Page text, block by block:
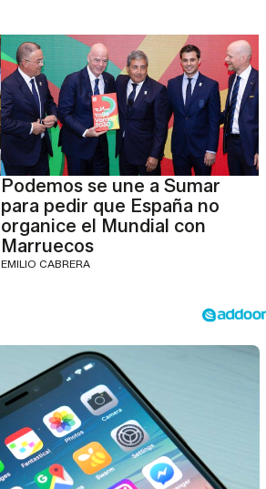
Podemos se une a Sumar
para pedir que España no
organice el Mundial con
Marruecos
EMILIO CABRERA